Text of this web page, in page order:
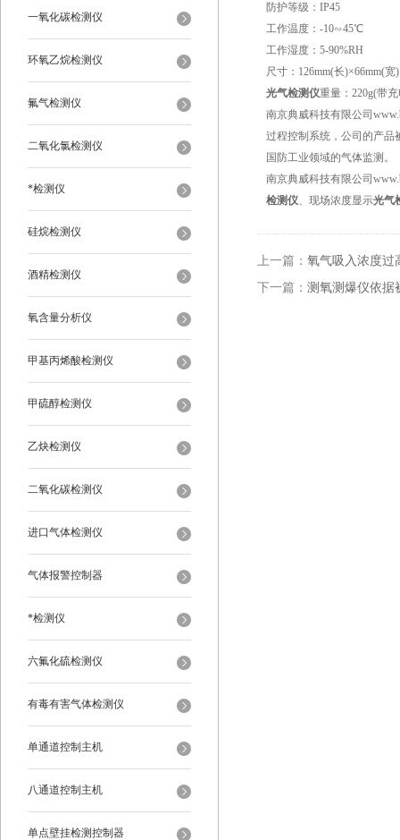
一氧化碳检测仪
环氧乙烷检测仪
氟气检测仪
二氧化氯检测仪
*检测仪
硅烷检测仪
酒精检测仪
氧含量分析仪
甲基丙烯酸检测仪
甲硫醇检测仪
乙炔检测仪
二氧化碳检测仪
进口气体检测仪
气体报警控制器
*检测仪
六氟化硫检测仪
有毒有害气体检测仪
单通道控制主机
八通道控制主机
单点壁挂检测控制器
防护等级：IP45
工作温度：-10∽45℃
工作湿度：5-90%RH
尺寸：126mm(长)×66mm(宽
光气检测仪重量：220g(带
南京典威科技有限公司
过程控制系统，公司的产品
国防工业领域的气体监测。
南京典威科技有限公司
检测仪、现场浓度显示光气
上一篇： 氧气吸入浓度过
下一篇： 测氧测爆仪依据